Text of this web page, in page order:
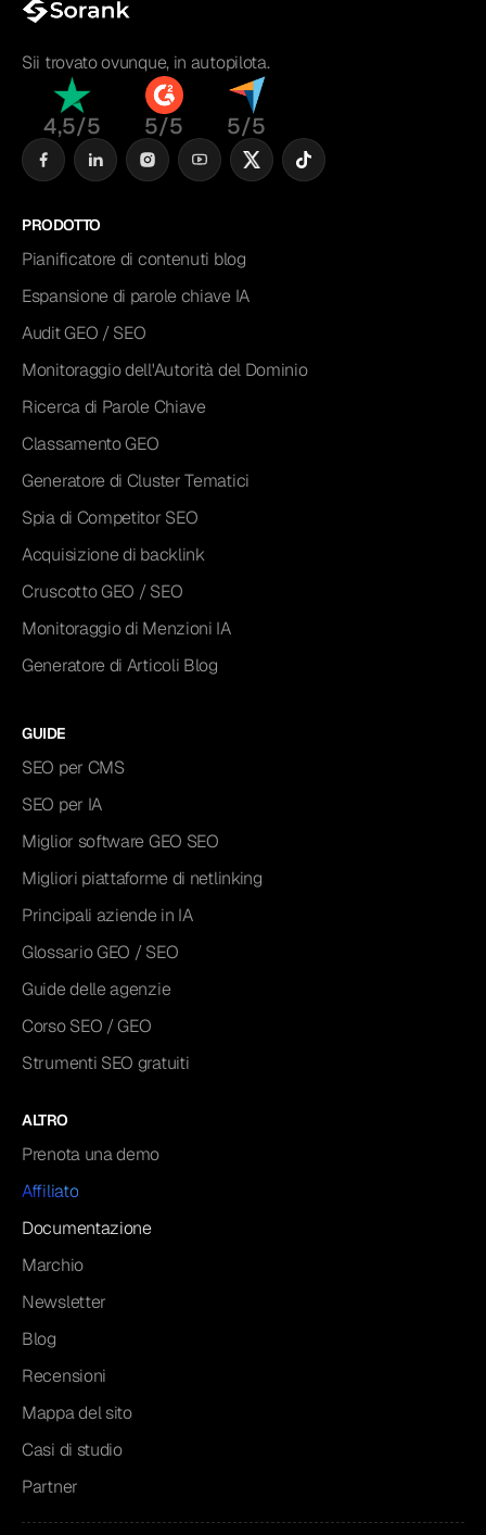
Sii trovato ovunque, in autopilota.
4,5/5 5/5 5/5
PRODOTTO
Pianificatore di contenuti blog
Espansione di parole chiave IA
Audit GEO / SEO
Monitoraggio dell'Autorità del Dominio
Ricerca di Parole Chiave
Classamento GEO
Generatore di Cluster Tematici
Spia di Competitor SEO
Acquisizione di backlink
Cruscotto GEO / SEO
Monitoraggio di Menzioni IA
Generatore di Articoli Blog
GUIDE
SEO per CMS
SEO per IA
Miglior software GEO SEO
Migliori piattaforme di netlinking
Principali aziende in IA
Glossario GEO / SEO
Guide delle agenzie
Corso SEO / GEO
Strumenti SEO gratuiti
ALTRO
Prenota una demo
Affiliato
Documentazione
Marchio
Newsletter
Blog
Recensioni
Mappa del sito
Casi di studio
Partner